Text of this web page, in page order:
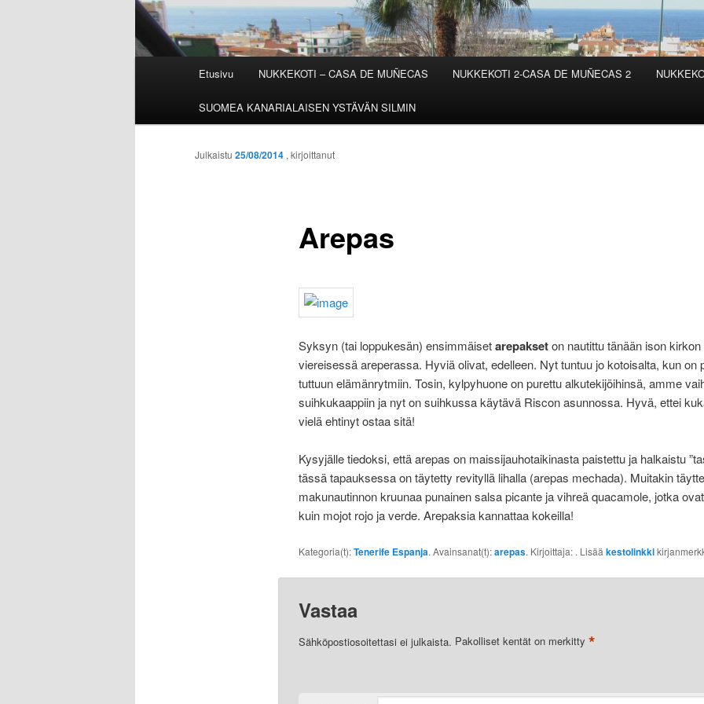
Etusivu NUKKEKOTI – CASA DE MUÑECAS NUKKEKOTI 2-CASA DE MUÑECAS 2
SUOMEA KANARIALAISEN YSTÄVÄN SILMIN
Arepas
Julkaistu 25/08/2014 , kirjoittanut
Syksyn (tai loppukesän) ensimmäisetarepakseton nautittu tänään ison kirkon
viereisessä areperassa. Hyviä olivat, edelleen. Nyt tuntuu jo kotoisalta, kun on
tuttuun elämänrytmiin. Tosin, kylpyhuone on purettu alkutekijöihinsä, amme
suihkukaappiin ja nyt on suihkussa käytävä Riscon asunnossa. Hyvä, ettei
vielä ehtinyt ostaa sitä!
Kysyjälle tiedoksi, että arepas on maissijauhotaikinasta paistettu ja halkaistu
tässä tapauksessa on täytetty revityllä lihalla (arepas mechada). Muitakin
makunautinnon kruunaa punainen salsa picante ja vihreä quacamole, jotka
kuin mojot rojo ja verde. Arepaksia kannattaa kokeilla!
Kategoria(t):Tenerife Espanja. Avainsanat(t):arepas. Kirjoittaja: . Lisää kestolinkki
Vastaa
Sähköpostiosoitettasi ei julkaista. Pakolliset kentät on merkitty *